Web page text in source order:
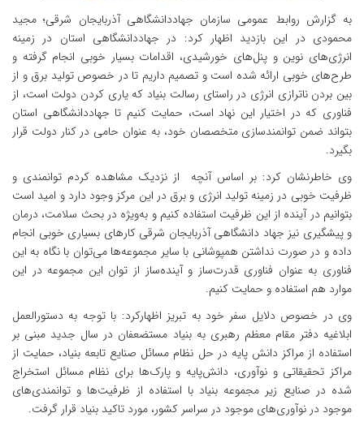
به گزارش روابط عمومی سازمان جهاددانشگاهی آذربایجان شرقی؛ مجید
محمودی در این بازدید اظهار کرد: در جهاددانشگاهی استان در زمینه
انرژی‌های نوین و پنل‌های خورشیدی، اقدامات بسیار خوبی انجام گرفته و
طرح‌های خوبی ارائه شده است و تصمیم داریم تا در خصوص تولید برق و از
بین بردن ناترازی انرژی در راستای رسالت بنیاد که یاری کردن دولت است، از
فناوری که در اختیار این نهاد است، حمایت کنیم تا جهاددانشگاهی استان
بتواند ضمن توانمندسازی متخصصان خود، به عنوان حامی در کنار دولت قرار
بگیرد.
وی خاطرنشان کرد: بر اساس آنچه از نزدیک مشاهده کردم توانمندی و
ظرفیت خوبی در زمینه تولید انرژی و برق در این مرکز وجود دارد و امید است
بتوانیم در آینده از این ظرفیت استفاده کنیم و به‌ویژه در بحث سلامت، درمان
و پیشگیری نیز جهاد دانشگاهی آذربایجان شرقی کارهای بسیاری خوبی انجام
داده و در صورت نداشتن همپوشانی با سایر مجموعه‌ها می‌توان با نگاه به این
فناوری به عنوان فناوری قدرت‌ساز و آینده‌ساز از توان این مجموعه در این
موارد هم استفاده و حمایت کنیم.
وی در خصوص دلایل سفر خود به تبریز اظهارکرد: با توجه به دستورالعمل
ابلاغیه دفتر مقام معظم رهبری به بنیاد مستضعفان در سال جدید مبنی بر
استفاده از مراکز دانش پایه در حل نظام مسائل صنایع تابعه بنیاد، حمایت از
مراکز تحقیقاتی و نوآوری، دانش‌پایه و پارک‌ها برای نظام مسائل استخراج
شده در صنایع زیر مجموعه بنیاد با استفاده از ظرفیت‌ها و توانمندی‌های
موجود در نوآوری‌های موجود در سراسر کشور، مورد تاکید بنیاد قرار گرفت.